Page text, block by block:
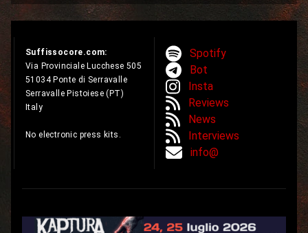
Suffissocore.com:
Via Provinciale Lucchese 505
51034 Ponte di Serravalle
Serravalle Pistoiese (PT)
Italy
No electronic press kits.
Spotify
Bot
Insta
Reviews
News
Interviews
info@